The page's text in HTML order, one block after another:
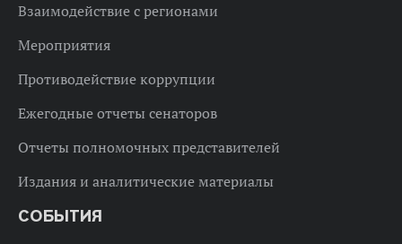
Взаимодействие с регионами
Мероприятия
Противодействие коррупции
Ежегодные отчеты сенаторов
Отчеты полномочных представителей
Издания и аналитические материалы
СОБЫТИЯ